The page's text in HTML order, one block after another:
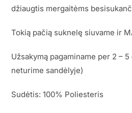
džiaugtis mergaitėms
Tokią pačią suknelę siuvame ir
Užsakymą pagaminame per 2 –
neturime sandėlyje)
Sudėtis: 100% Poliesteris